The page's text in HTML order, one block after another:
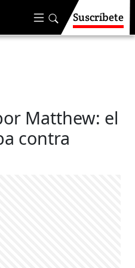
Suscríbete
Matthew: el
contra